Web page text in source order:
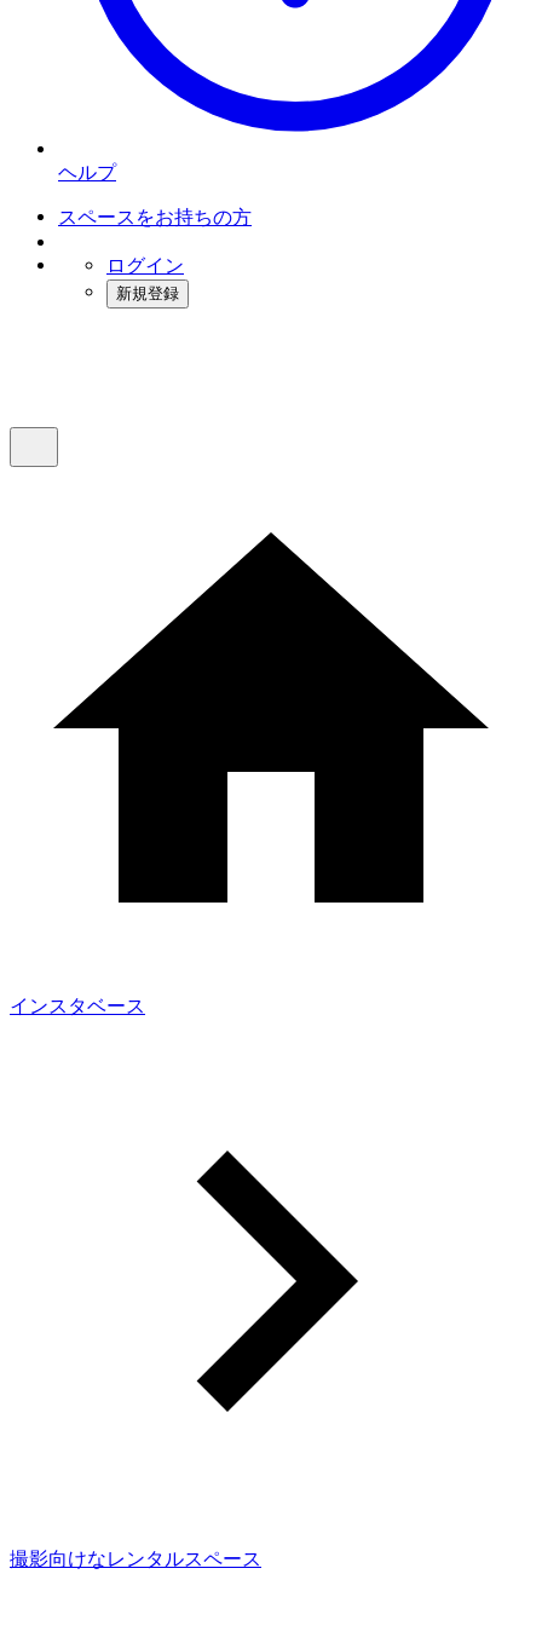
ヘルプ
スペースをお持ちの方
ログイン
新規登録
インスタベース
撮影向けなレンタルスペース